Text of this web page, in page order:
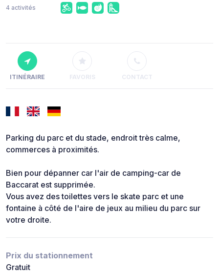
4 activités
ITINÉRAIRE FAVORIS CONTACT
Parking du parc et du stade, endroit très calme,
commerces à proximités.
Bien pour dépanner car l'air de camping-car de
Baccarat est supprimée.
Vous avez des toilettes vers le skate parc et une
fontaine à côté de l'aire de jeux au milieu du parc sur
votre droite.
Prix du stationnement
Gratuit